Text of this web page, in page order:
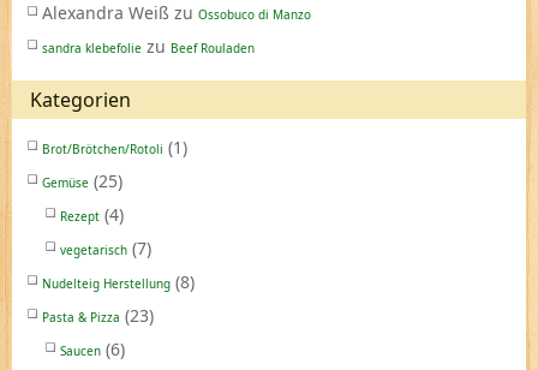
Alexandra Weiß zu Ossobuco di Manzo
sandra klebefolie zu Beef Rouladen
Kategorien
Brot/Brötchen/Rotoli (1)
Gemüse (25)
Rezept (4)
vegetarisch (7)
Nudelteig Herstellung (8)
Pasta & Pizza (23)
Saucen (6)